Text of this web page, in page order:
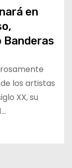
en
Banderas
los artistas
XX, su